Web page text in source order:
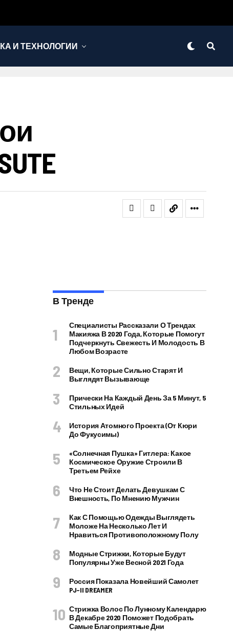
И ТЕХНОЛОГИИ
В Тренде
Специалисты Рассказали О Трендах
Макияжа В 2020 Года, Которые Помогут
Подчеркнуть Свежесть И Молодость В
Любом Возрасте
Вещи, Которые Сильно Старят И
Выглядят Вызывающе
Прически На Каждый День За 5 Минут, 5
Стильных Идей
История Атомного Проекта (от Кюри
До Фукусимы)
«Солнечная Пушка» Гитлера: Какое
Космическое Оружие Строили В
Третьем Рейхе
Что Не Стоит Делать Девушкам С
Внешность, По Мнению Мужчин
Как С Помощью Одежды Выглядеть
Моложе На Несколько Лет И
Нравиться Противоположному Полу
Модные Стрижки, Которые Будут
Популярны Уже Весной 2021 Года
Россия Показала Новейший Самолет
PJ–II DREAMER
Стрижка Волос По Лунному Календарю
В Декабре 2020 Поможет Подобрать
Самые Благоприятные Дни